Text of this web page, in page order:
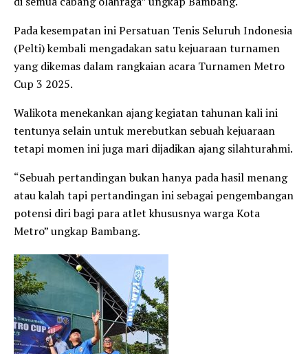
Pada kesempatan ini Persatuan Tenis Seluruh Indonesia
(Pelti) kembali mengadakan satu kejuaraan turnamen
yang dikemas dalam rangkaian acara Turnamen Metro
Cup 3 2025.
Walikota menekankan ajang kegiatan tahunan kali ini
tentunya selain untuk merebutkan sebuah kejuaraan
tetapi momen ini juga mari dijadikan ajang silahturahmi.
“Sebuah pertandingan bukan hanya pada hasil menang
atau kalah tapi pertandingan ini sebagai pengembangan
potensi diri bagi para atlet khususnya warga Kota
Metro” ungkap Bambang.